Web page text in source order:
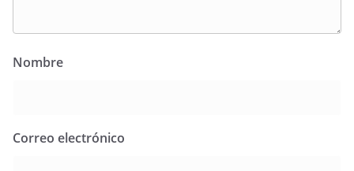
Nombre
Correo electrónico